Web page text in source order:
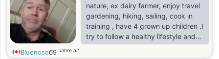
nature, ex dairy farmer, enjoy travel
gardening, hiking, sailing, cook in
training , have 4 grown up children .I
try to follow a healthy lifestyle and
diet.
Bluenose69 Jahre alt